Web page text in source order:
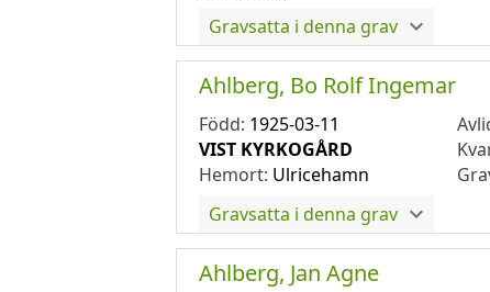
Gravsatta i denna grav
Ahlberg, Bo Rolf Ingemar
Född: 1925-03-11
VIST KYRKOGÅRD
Hemort: Ulricehamn
Gravsatta i denna grav
Ahlberg, Jan Agne